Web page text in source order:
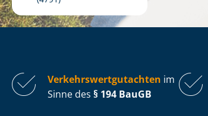
Ver­kehrs­wert­gut­ach­ten im
Sinne des § 194 BauGB